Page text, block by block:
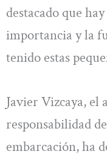
destacado que
importancia y la
tenido estas
Javier Vizcaya, el
responsabilidad
embarcación, ha